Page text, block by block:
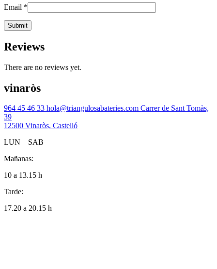
Email *
Reviews
There are no reviews yet.
vinaròs
964 45 46 33 hola@triangulosabateries.com Carrer de Sant Tomàs,
39
12500 Vinaròs, Castelló
LUN – SAB
Mañanas:
10 a 13.15 h
Tarde:
17.20 a 20.15 h